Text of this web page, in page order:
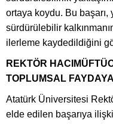
ortaya koydu. Bu
sürdürülebilir
ilerleme kaydedildiğini
REKTÖR
TOPLUMSAL
Atatürk Üniversitesi
elde edilen başarıya